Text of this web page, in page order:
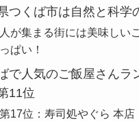
つくば市は自然と科学
人が集まる街には美味しい
っぱい！
で人気のご飯屋さんラ
11位
第17位：寿司処やぐら 本店